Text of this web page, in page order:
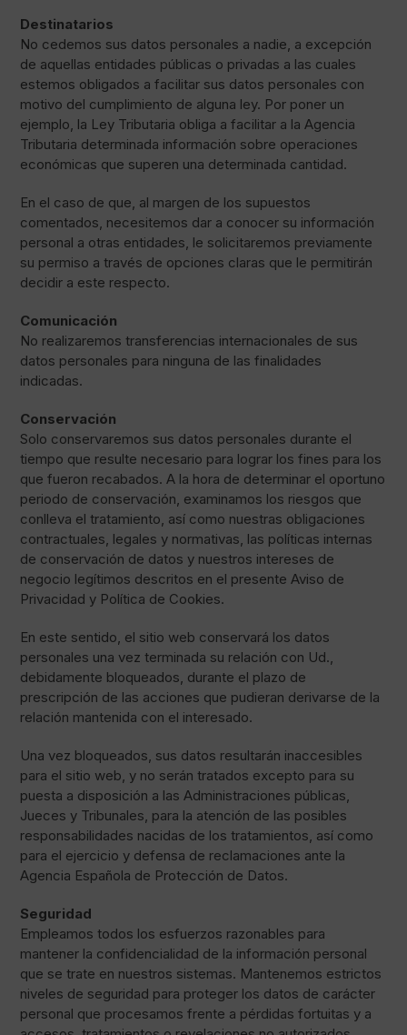
Destinatarios
No cedemos sus datos personales a nadie, a excepción
de aquellas entidades públicas o privadas a las cuales
estemos obligados a facilitar sus datos personales con
motivo del cumplimiento de alguna ley. Por poner un
ejemplo, la Ley Tributaria obliga a facilitar a la Agencia
Tributaria determinada información sobre operaciones
económicas que superen una determinada cantidad.
En el caso de que, al margen de los supuestos
comentados, necesitemos dar a conocer su información
personal a otras entidades, le solicitaremos previamente
su permiso a través de opciones claras que le permitirán
decidir a este respecto.
Comunicación
No realizaremos transferencias internacionales de sus
datos personales para ninguna de las finalidades
indicadas.
Conservación
Solo conservaremos sus datos personales durante el
tiempo que resulte necesario para lograr los fines para los
que fueron recabados. A la hora de determinar el oportuno
periodo de conservación, examinamos los riesgos que
conlleva el tratamiento, así como nuestras obligaciones
contractuales, legales y normativas, las políticas internas
de conservación de datos y nuestros intereses de
negocio legítimos descritos en el presente Aviso de
Privacidad y Política de Cookies.
En este sentido, el sitio web conservará los datos
personales una vez terminada su relación con Ud.,
debidamente bloqueados, durante el plazo de
prescripción de las acciones que pudieran derivarse de la
relación mantenida con el interesado.
Una vez bloqueados, sus datos resultarán inaccesibles
para el sitio web, y no serán tratados excepto para su
puesta a disposición a las Administraciones públicas,
Jueces y Tribunales, para la atención de las posibles
responsabilidades nacidas de los tratamientos, así como
para el ejercicio y defensa de reclamaciones ante la
Agencia Española de Protección de Datos.
Seguridad
Empleamos todos los esfuerzos razonables para
mantener la confidencialidad de la información personal
que se trate en nuestros sistemas. Mantenemos estrictos
niveles de seguridad para proteger los datos de carácter
personal que procesamos frente a pérdidas fortuitas y a